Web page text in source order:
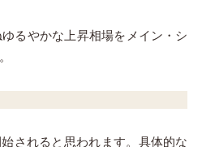
るやかな上昇相場をメイン・シ
されると思われます。具体的な